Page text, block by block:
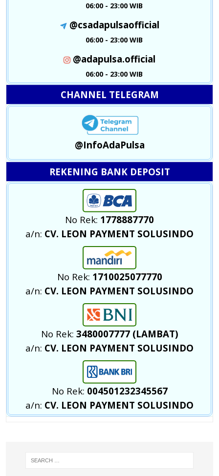
06:00 - 23:00 WIB
@csadapulsaofficial
06:00 - 23:00 WIB
@adapulsa.official
06:00 - 23:00 WIB
CHANNEL TELEGRAM
@InfoAdaPulsa
REKENING BANK DEPOSIT
No Rek: 1778887770
a/n: CV. LEON PAYMENT SOLUSINDO
No Rek: 1710025077770
a/n: CV. LEON PAYMENT SOLUSINDO
No Rek: 3480007777 (LAMBAT)
a/n: CV. LEON PAYMENT SOLUSINDO
No Rek: 004501232345567
a/n: CV. LEON PAYMENT SOLUSINDO